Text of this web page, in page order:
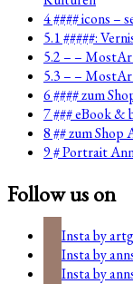
4 #### icons –
5.1 #####:
5.2 – –
5.3 – –
6 #### zum
7 ### eBook &
8 ## zum
9 # Portrait
Follow us on
Insta by
Insta by
Insta by